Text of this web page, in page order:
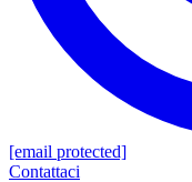
[email protected]
Contattaci